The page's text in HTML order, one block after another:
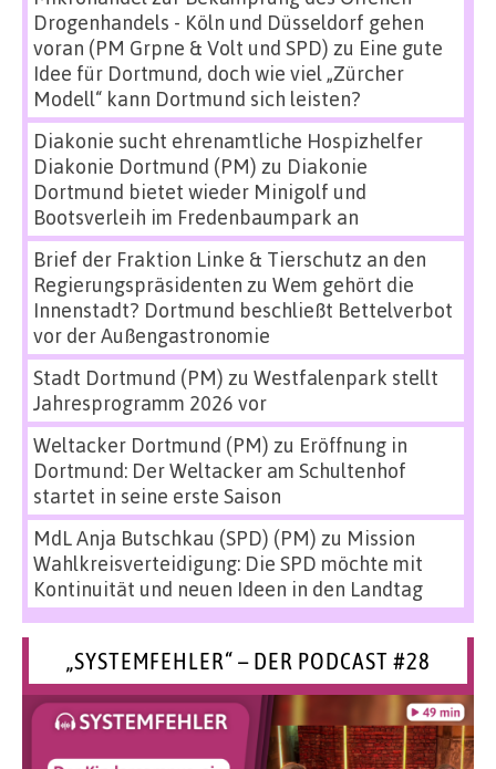
Drogenhandels - Köln und Düsseldorf gehen
voran (PM Grpne & Volt und SPD) zu Eine gute
Idee für Dortmund, doch wie viel „Zürcher
Modell“ kann Dortmund sich leisten?
Diakonie sucht ehrenamtliche Hospizhelfer
Diakonie Dortmund (PM) zu Diakonie
Dortmund bietet wieder Minigolf und
Bootsverleih im Fredenbaumpark an
Brief der Fraktion Linke & Tierschutz an den
Regierungspräsidenten zu Wem gehört die
Innenstadt? Dortmund beschließt Bettelverbot
vor der Außengastronomie
Stadt Dortmund (PM) zu Westfalenpark stellt
Jahresprogramm 2026 vor
Weltacker Dortmund (PM) zu Eröffnung in
Dortmund: Der Weltacker am Schultenhof
startet in seine erste Saison
MdL Anja Butschkau (SPD) (PM) zu Mission
Wahlkreisverteidigung: Die SPD möchte mit
Kontinuität und neuen Ideen in den Landtag
„SYSTEMFEHLER“ – DER PODCAST #28